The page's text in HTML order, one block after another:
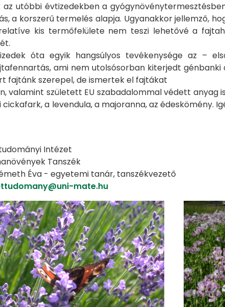
utóbbi évtizedekben a
a korszerű termelés alapja. Ugyanakkor jellemző,
kis termőfelülete nem teszi lehetővé a
óta egyik hangsúlyos tevékenysége az –
ami nem utolsósorban kiterjedt génbanki
fajtánk szerepel, de ismertek el fajtákat
valamint született EU szabadalommal védett anyag
cickafark, a levendula, a majoranna, az
Intézet
Tanszék
Éva - egyetemi tanár, tanszékvezető
mate.hu